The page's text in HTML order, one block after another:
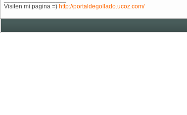
Visiten mi pagina =) http://portaldegollado.ucoz.com/